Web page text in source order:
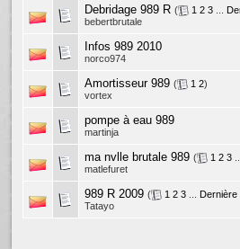
Debridage 989 R ( 1 2 3
bebertbrutale
Infos 989 2010
norco974
Amortisseur 989 ( 1 2)
vortex
pompe à eau 989
martinja
ma nvlle brutale 989 ( 1 2 3
matlefuret
989 R 2009 ( 1 2 3 Dernière
Tatayo